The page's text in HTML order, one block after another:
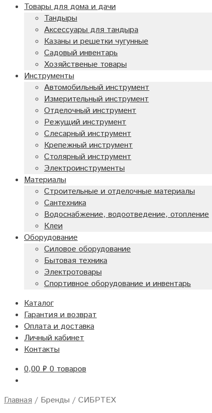
Товары для дома и дачи
Тандыры
Аксессуары для тандыра
Казаны и решетки чугунные
Садовый инвентарь
Хозяйственые товары
Инструменты
Автомобильный инструмент
Измерительный инструмент
Отделочный инструмент
Режущий инструмент
Слесарный инструмент
Крепежный инструмент
Столярный инструмент
Электроинструменты
Материалы
Строительные и отделочные материалы
Сантехника
Водоснабжение, водоотведение, отопление
Клеи
Оборудование
Силовое оборудование
Бытовая техника
Электротовары
Спортивное оборудование и инвентарь
Каталог
Гарантия и возврат
Оплата и доставка
Личный кабинет
Контакты
0,00₽ 0 товаров
Главная / Бренды / СИБРТЕХ